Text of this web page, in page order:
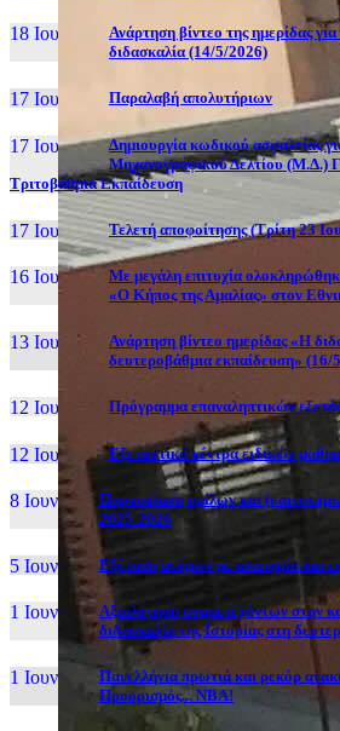
18 Ιουν, 26
Ανάρτηση βίντεο της ημερίδας
διδασκαλία (14/5/2026)
17 Ιουν, 26 Παραλαβή απολυτήριων
17 Ιουν, 26
Δημιουργία κωδικού ασφαλείας
Μηχανογραφικού Δελτίου (Μ.Δ.)
Τριτοβάθμια Εκπαίδευση
17 Ιουν, 26 Τελετή αποφοίτησης (Τρίτη 23
16 Ιουν, 26
Με μεγάλη επιτυχία
«Ο Κήπος της Αμαλίας» στον
13 Ιουν, 26
Ανάρτηση βίντεο ημερίδας «Η
δευτεροβάθμια εκπαίδευση» (16/
12 Ιουν, 26 Πρόγραμμα επαναληπτικών
12 Ιουν, 26 Εξεταστικά κέντρα ειδικών
8 Ιουν, 26
Παρουσίαση ομίλων και
2025-2026
5 Ιουν, 26 Εξέταση ατόμων με αναπηρία και
1 Ιουν, 26
Αξιολόγηση συμμετεχόντων στην
διδασκαλία της Ιστορίας στη
1 Ιουν, 26
Πανελλήνια πρωτιά και ρεκόρ
Προορισμός... NBA!